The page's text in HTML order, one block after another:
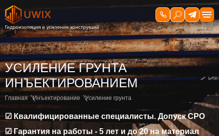
УСИЛЕНИЕ ГРУНТА
ИНЪЕКТИРОВАНИЕМ
Главная Инъектирование Усиление грунта
☑ Квалифицированные специалисты. Допуск СРО
☑ Гарантия на работы - 5 лет и до 20 на материал